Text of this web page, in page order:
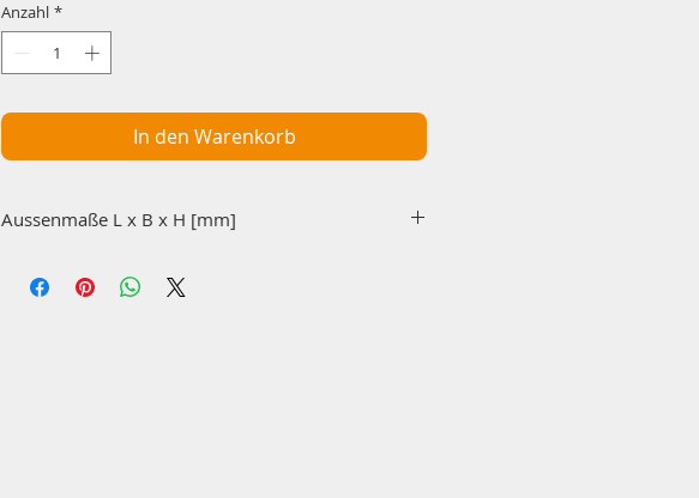
Anzahl *
In den Warenkorb
Aussenmaße L x B x H [mm]